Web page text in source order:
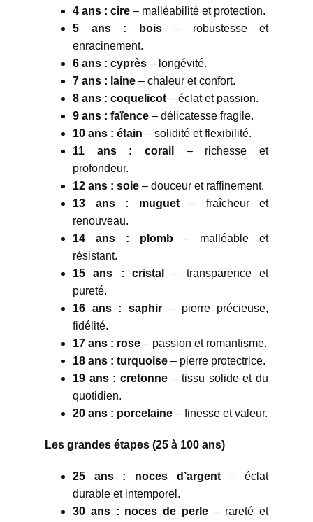
4 ans : cire – malléabilité et protection.
5 ans : bois– robustesse et
enracinement.
6 ans : cyprès – longévité.
7 ans : laine – chaleur et confort.
8 ans : coquelicot – éclat et passion.
9 ans : faïence – délicatesse fragile.
10 ans : étain – solidité et flexibilité.
11 ans : corail
– richesse et
profondeur.
12 ans : soie – douceur et raffinement.
13 ans : muguet– fraîcheur et
renouveau.
14 ans : plomb – malléable et
résistant.
15 ans : cristal
– transparence et
pureté.
16 ans : saphir– pierre précieuse,
fidélité.
17 ans : rose – passion et romantisme.
18 ans : turquoise – pierre protectrice.
19 ans : cretonne– tissu solide et du
quotidien.
20 ans : porcelaine – finesse et valeur.
Les grandes étapes (25 à 100 ans)
25 ans : noces d’argent– éclat
durable et intemporel.
30 ans : noces de perle– rareté et